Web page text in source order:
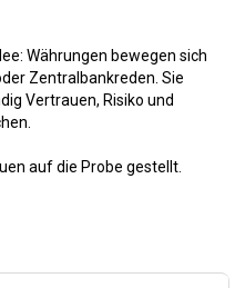
Währungen bewegen sich
Zentralbankreden. Sie
Vertrauen, Risiko und
auf die Probe gestellt.